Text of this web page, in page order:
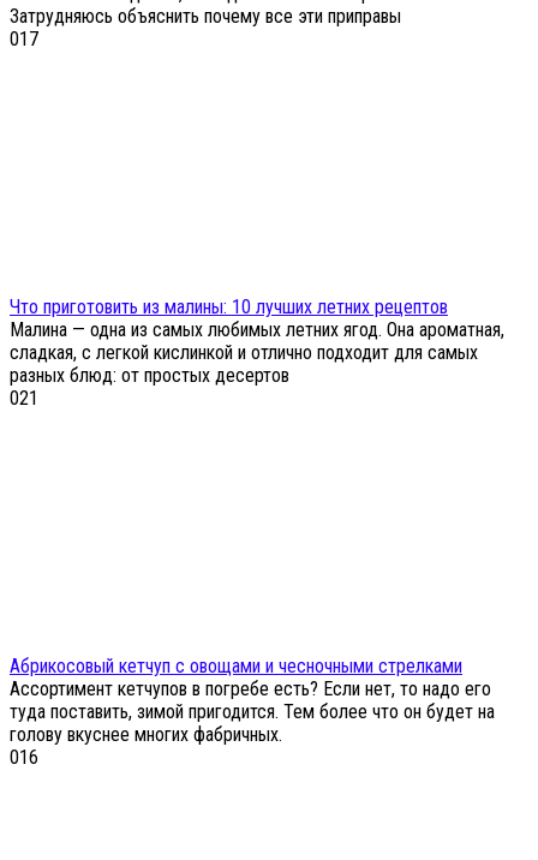
Затрудняюсь объяснить почему все эти приправы
017
Что приготовить из малины: 10 лучших летних рецептов
Малина — одна из самых любимых летних ягод. Она ароматная,
сладкая, с легкой кислинкой и отлично подходит для самых
разных блюд: от простых десертов
021
Абрикосовый кетчуп с овощами и чесночными стрелками
Ассортимент кетчупов в погребе есть? Если нет, то надо его
туда поставить, зимой пригодится. Тем более что он будет на
голову вкуснее многих фабричных.
016